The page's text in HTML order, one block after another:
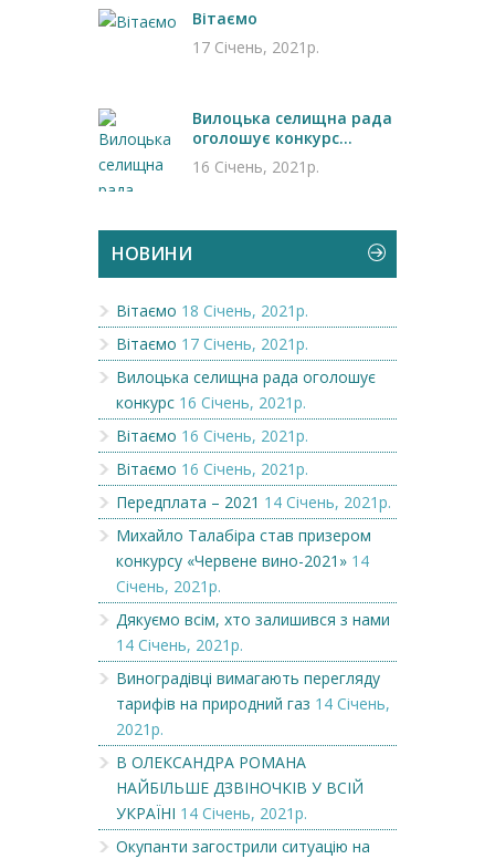
Вітаємо
17 Січень, 2021р.
Вилоцька селищна рада
оголошує конкурс...
16 Січень, 2021р.
НОВИНИ
Вітаємо 18 Січень, 2021р.
Вітаємо 17 Січень, 2021р.
Вилоцька селищна рада оголошує
конкурс 16 Січень, 2021р.
Вітаємо 16 Січень, 2021р.
Вітаємо 16 Січень, 2021р.
Передплата – 2021 14 Січень, 2021р.
Михайло Талабіра став призером
конкурсу «Червене вино-2021» 14
Січень, 2021р.
Дякуємо всім, хто залишився з нами
14 Січень, 2021р.
Виноградівці вимагають перегляду
тарифів на природний газ 14 Січень,
2021р.
В ОЛЕКСАНДРА РОМАНА
НАЙБІЛЬШЕ ДЗВІНОЧКІВ У ВСІЙ
УКРАЇНІ 14 Січень, 2021р.
Окупанти загострили ситуацію на